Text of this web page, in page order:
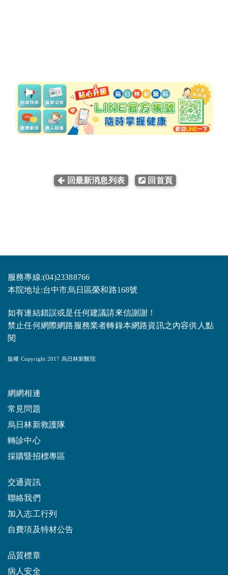
回最新消息列表 回首頁
服務專線:(04)23388766
本院地址:台中市烏日區榮和路168號
如有連結錯誤或是任何建議請來信謝謝！
禁止任何網際網路服務業者轉錄本網路資訊之內容供人點
閱
版權 Copyright 2017 烏日林新醫院
網網相連
常見問題
烏日林新救護隊
轉診中心
採購暨招標專區
交通資訊
聯絡我們
加入志工行列
自費項及特材公告
品質標章
病人安全